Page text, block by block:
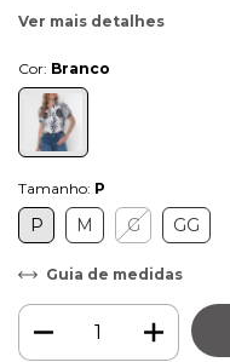
Ver mais detalhes
Cor: Branco
Tamanho: P
P M G GG
Guia de medidas